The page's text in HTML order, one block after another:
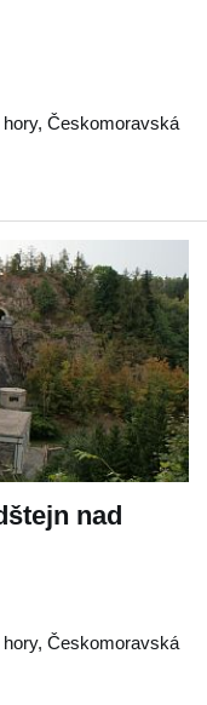
, Českomoravská
nad
, Českomoravská